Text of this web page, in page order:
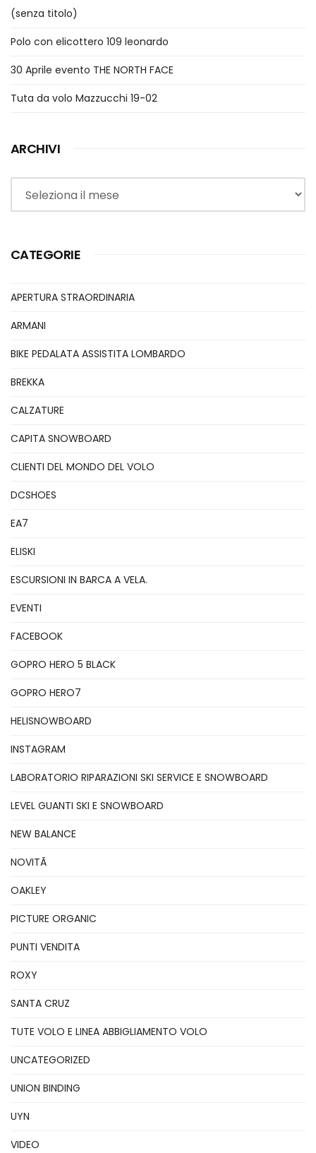
(senza titolo)
Polo con elicottero 109 leonardo
30 Aprile evento THE NORTH FACE
Tuta da volo Mazzucchi 19-02
ARCHIVI
Archivi
CATEGORIE
APERTURA STRAORDINARIA
ARMANI
BIKE PEDALATA ASSISTITA LOMBARDO
BREKKA
CALZATURE
CAPITA SNOWBOARD
CLIENTI DEL MONDO DEL VOLO
DCSHOES
EA7
ELISKI
ESCURSIONI IN BARCA A VELA.
EVENTI
FACEBOOK
GOPRO HERO 5 BLACK
GOPRO HERO7
HELISNOWBOARD
INSTAGRAM
LABORATORIO RIPARAZIONI SKI SERVICE E SNOWBOARD
LEVEL GUANTI SKI E SNOWBOARD
NEW BALANCE
NOVITÃ
OAKLEY
PICTURE ORGANIC
PUNTI VENDITA
ROXY
SANTA CRUZ
TUTE VOLO E LINEA ABBIGLIAMENTO VOLO
UNCATEGORIZED
UNION BINDING
UYN
VIDEO